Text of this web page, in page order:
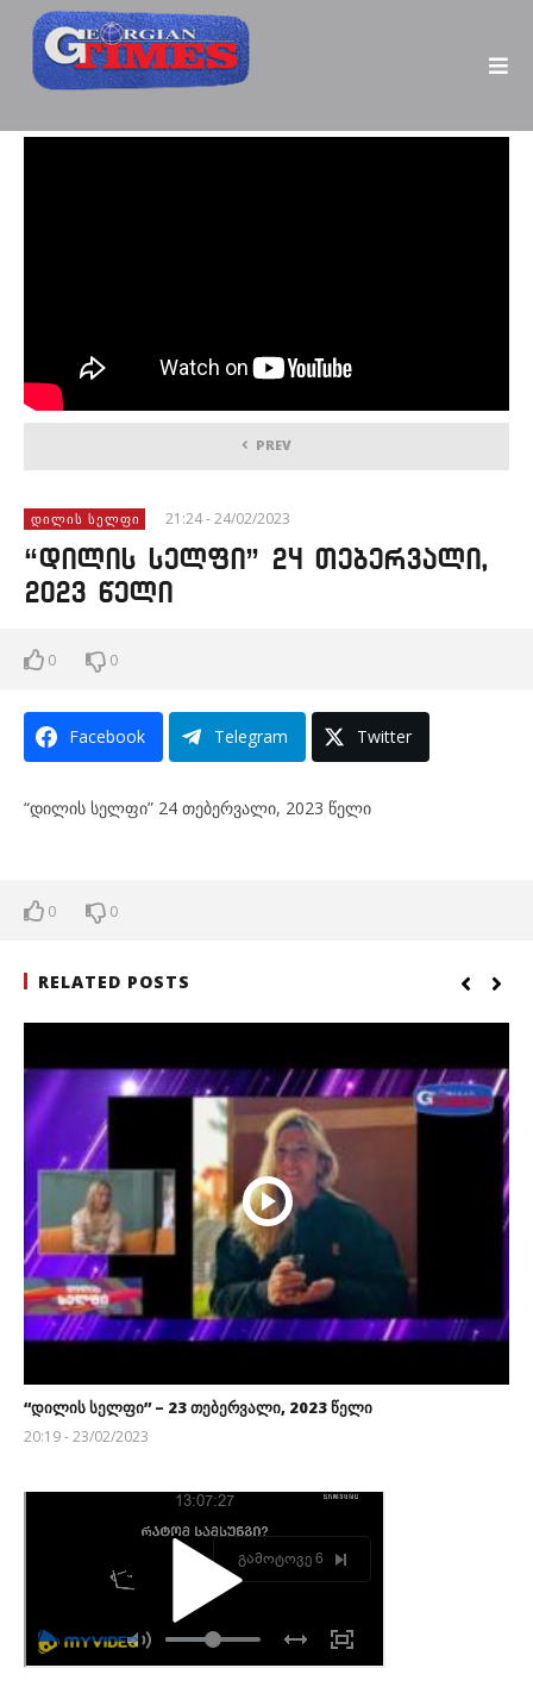
PREV
ᲓᲘᲚᲘᲡ ᲡᲔᲚᲤᲘ 21:24 - 24/02/2023
“დილის სელფი” 24 თებერვალი,
2023 წელი
0 0
Facebook Telegram Twitter
“დილის სელფი” 24 თებერვალი, 2023 წელი
0 0
RELATED POSTS
“დილის სელფი” – 23 თებერვალი, 2023 წელი
20:19 - 23/02/2023